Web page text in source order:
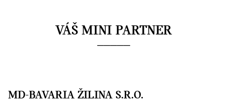
VÁŠ MINI PARTNER
MD-BAVARIA ŽILINA S.R.O.